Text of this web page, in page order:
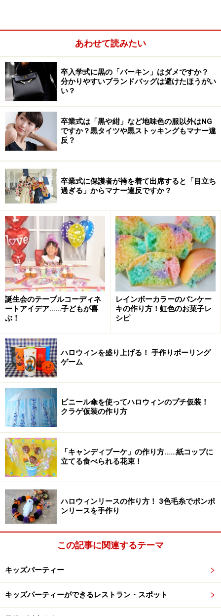
このようなアレンジメントを作ります。
■作成所要時間
45分～1時間程度
■材料・道具
用できるものもあります。おうちにあるものを上手にご
活用ください！
お花
牛乳パック
両面テープ
結びひも
水引き
オアシス（吸水性スポンジ。園芸店やホームセンタ
ーで購入可能）
オアシスを水に浸すための器（ボールやバケツ・花
瓶など）
ワイヤー
ハサミ・カッター
まずは器作りから
ります。時間がない場合は、お手持ちの器を使ってもか
まいません。
あわせて読みたい
卒入学式に黒の「バーキン」はダメですか？
分かりやすいブランドバッグは避けたほうがい
い？
卒業式は「黒や紺」など地味色の服以外はNG
ですか？黒タイツや黒ストッキングもマナー違
反？
卒業式に保護者が袴を着て出席すると「目立ち
過ぎる」からマナー違反ですか？
誕生会のテーブルコーディネ
ートアイデア……子どもが喜
ぶ！
レインボーカラーのパンケー
キの作り方！虹色のお菓子レ
シピ
ハロウィンを盛り上げる！ 手作りボーリング
ゲーム
ビニール傘を使ってハロウィンのプチ仮装！
クラゲ仮装の作り方
「キャンディブーケ」の作り方……紙コップに
立てる食べられる花束！
ハロウィンリースの作り方！ 3色毛糸でポンポ
ンリースを手作り
この記事に関連するテーマ
キッズパーティー
キッズパーティーができるレストラン・スポット